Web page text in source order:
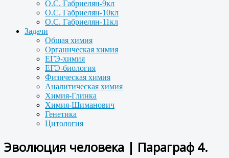
О.С. Габриелян-9кл
О.С. Габриелян-10кл
О.С. Габриелян-11кл
Задачи
Общая химия
Органическая химия
ЕГЭ-химия
ЕГЭ-биология
Физическая химия
Аналитическая химия
Химия-Глинка
Химия-Шиманович
Генетика
Цитология
Эволюция человека | Параграф 4.